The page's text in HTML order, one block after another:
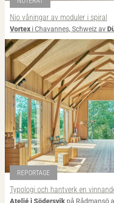
Nio våningar av moduler i spiral
Vortex i Chavannes, Schweiz av
REPORTAGE
Typologi och hantverk en
Ateljé i Södersvik på Rådmansö